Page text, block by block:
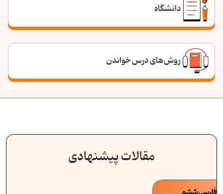
دانشگاه
روش‌های درس خواندن
مقالات پیشنهادی